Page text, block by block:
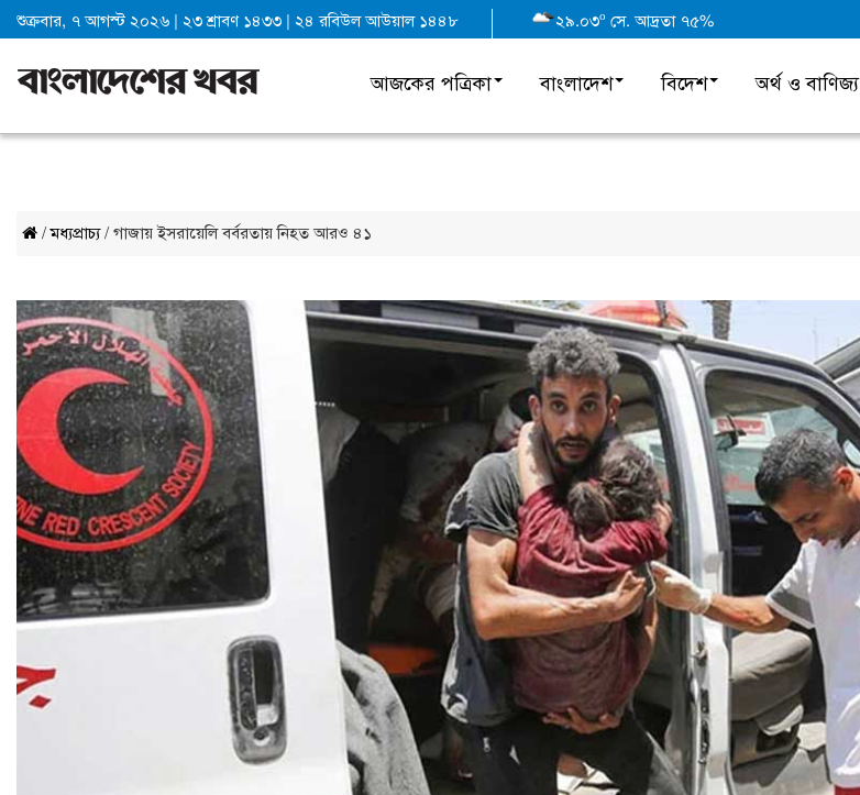
শুক্রবার, ৭ আগস্ট ২০২৬ | ২৩ শ্রাবণ ১৪৩৩ | ২৪ রবিউল আউয়াল ১৪৪৮ ২৯.০৩o সে. আদ্রতা ৭৫%
আজকের পত্রিকা বাংলাদেশ বিদেশ অর্থ ও বাণিজ্য
/মধ্যপ্রাচ্য/ গাজায় ইসরায়েলি বর্বরতায় নিহত আরও ৪১